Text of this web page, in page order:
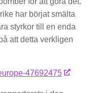
har börjat smälta
styrkor till en enda
att detta verkligen
47692475